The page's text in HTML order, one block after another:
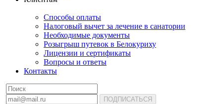
Способы оплаты
Налоговый вычет за лечение в санатории
Необходимые документы
Розыгрыш путевок в Белокуриху
Лицензии и сертификаты
Вопросы и ответы
Контакты
ПОДПИСАТЬСЯ